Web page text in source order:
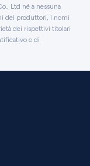
Ltd né a nessuna
dei produttori, i nomi
dei rispettivi titolari
e di